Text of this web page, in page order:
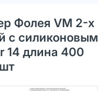
Фолея VM 2-х
с силиконовым
14 длина 400